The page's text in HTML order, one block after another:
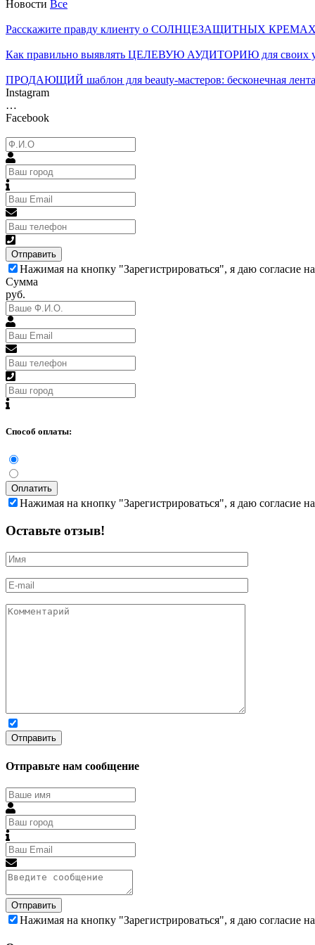
Новости Все
Расскажите правду клиенту о СОЛНЦЕЗАЩИТНЫХ
Как правильно выявлять ЦЕЛЕВУЮ АУДИТОРИЮ для своих
ПРОДАЮЩИЙ шаблон для beauty-мастеров: бесконечная лента
Instagram
…
Facebook
Отправить
Нажимая на кнопку "Зарегистрироваться", я даю согласие
Сумма
руб.
Способ оплаты:
Оплатить
Нажимая на кнопку "Зарегистрироваться", я даю согласие
Оставьте отзыв!
Отправьте нам сообщение
Отправить
Нажимая на кнопку "Зарегистрироваться", я даю согласие